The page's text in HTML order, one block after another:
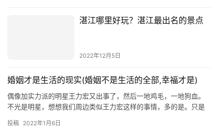
湛江哪里好玩？湛江最出名的景点
2022年12月5日
婚姻才是生活的现实(婚姻不是生活的全部,幸福才是)
偶像加实力派的明星王力宏又出事了，然后一地鸡毛，一地狗血。
不光是明星，想想我们周边类似王力宏这样的事情，多的是。只是
婆介绍对象的时候，在门当户对的基础上，她先要男方和女方的生
投稿 2022年1月6日